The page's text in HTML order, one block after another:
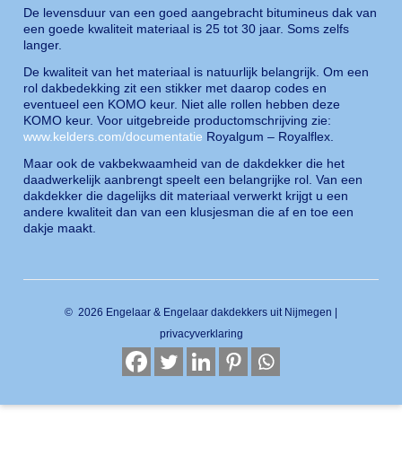
De levensduur van een goed aangebracht bitumineus dak van
een goede kwaliteit materiaal is 25 tot 30 jaar. Soms zelfs
langer.
De kwaliteit van het materiaal is natuurlijk belangrijk. Om een
rol dakbedekking zit een stikker met daarop codes en
eventueel een KOMO keur. Niet alle rollen hebben deze
KOMO keur. Voor uitgebreide productomschrijving zie:
www.kelders.com/documentatie Royalgum – Royalflex.
Maar ook de vakbekwaamheid van de dakdekker die het
daadwerkelijk aanbrengt speelt een belangrijke rol. Van een
dakdekker die dagelijks dit materiaal verwerkt krijgt u een
andere kwaliteit dan van een klusjesman die af en toe een
dakje maakt.
© 2026 Engelaar & Engelaar dakdekkers uit Nijmegen |
privacyverklaring